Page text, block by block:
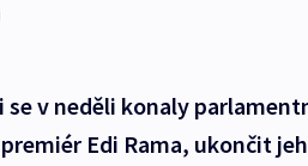
se v neděli konaly
Edi Rama, ukončit